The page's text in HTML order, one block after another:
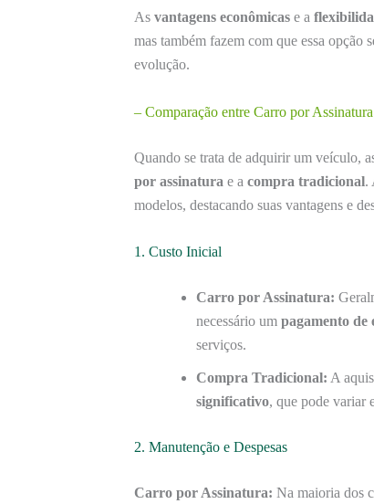
As vantagens econômicas e a
mas também fazem com que essa opção
evolução.
– Comparação entre Carro por
Quando se trata de adquirir um veículo,
por assinatura e a compra tradicional.
modelos, destacando suas vantagens e
1. Custo Inicial
Carro por Assinatura:
necessário um pagamento de
serviços.
Compra Tradicional: A
significativo, que pode variar
2. Manutenção e Despesas
Carro por Assinatura: Na maioria dos